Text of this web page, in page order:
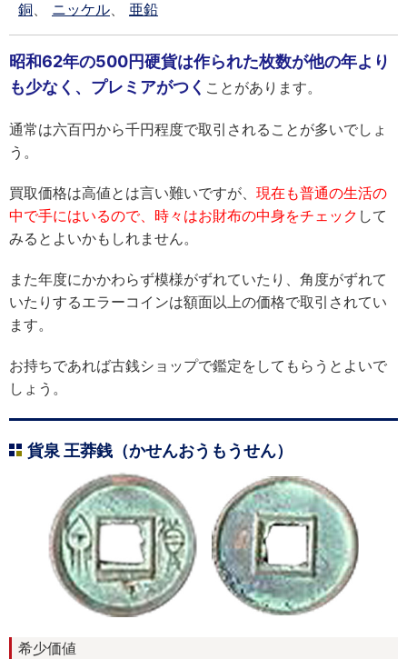
銅、 ニッケル、 亜鉛
昭和62年の500円硬貨は作られた枚数が他の年より
も少なく、プレミアがつく ことがあります。
通常は六百円から千円程度で取引されることが多いでしょ
う。
買取価格は高値とは言い難いですが、 現在も普通の生活の
中で手にはいるので、時々はお財布の中身をチェック して
みるとよいかもしれません。
また年度にかかわらず模様がずれていたり、角度がずれて
いたりするエラーコインは額面以上の価格で取引されてい
ます。
お持ちであれば古銭ショップで鑑定をしてもらうとよいで
しょう。
貨泉 王莽銭（かせんおうもうせん）
希少価値